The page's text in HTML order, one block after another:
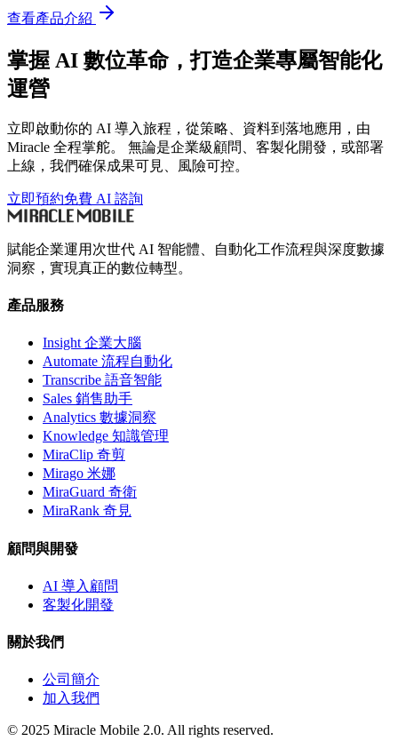
查看產品介紹
掌握 AI 數位革命，打造企業專屬智能化
運營
立即啟動你的 AI 導入旅程，從策略、資料到落地應用，由
Miracle 全程掌舵。 無論是企業級顧問、客製化開發，或部署
上線，我們確保成果可見、風險可控。
立即預約免費 AI 諮詢
賦能企業運用次世代 AI 智能體、自動化工作流程與深度數據
洞察，實現真正的數位轉型。
產品服務
Insight 企業大腦
Automate 流程自動化
Transcribe 語音智能
Sales 銷售助手
Analytics 數據洞察
Knowledge 知識管理
MiraClip 奇剪
Mirago 米娜
MiraGuard 奇衛
MiraRank 奇見
顧問與開發
AI 導入顧問
客製化開發
關於我們
公司簡介
加入我們
© 2025 Miracle Mobile 2.0. All rights reserved.